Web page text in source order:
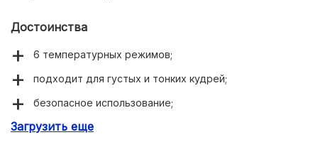
Достоинства
6 температурных режимов;
подходит для густых и тонких кудрей;
безопасное использование;
длинный шнур 1,8 метров с вращением;
Загрузить еще